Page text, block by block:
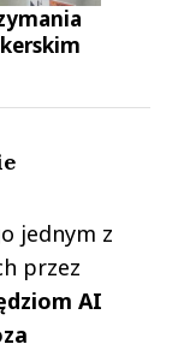
jednym z
przez
AI